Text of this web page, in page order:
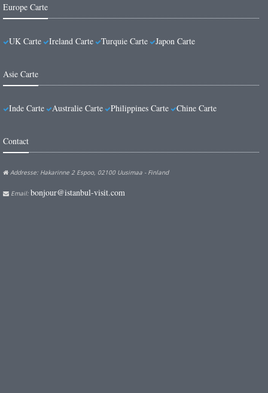
Europe Carte
UK Carte Ireland Carte Turquie Carte Japon Carte
Asie Carte
Inde Carte Australie Carte Philippines Carte Chine Carte
Contact
Addresse: Hakarinne 2 Espoo, 02100 Uusimaa - Finland
Email: bonjour@istanbul-visit.com